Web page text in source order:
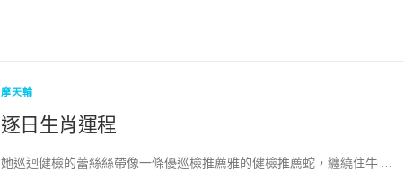
摩天輪
逐日生肖運程
她巡迴健檢的蕾絲絲帶像一條優巡檢推薦雅的健檢推薦蛇，纏繞住牛 …